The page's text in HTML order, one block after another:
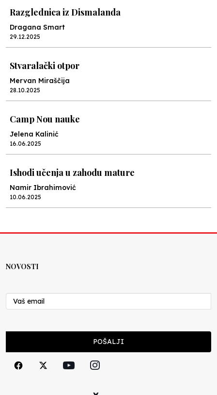
Razglednica iz Dismalanda
Dragana Smart
29.12.2025
Stvaralački otpor
Mervan Miraščija
28.10.2025
Camp Nou nauke
Jelena Kalinić
16.06.2025
Ishodi učenja u zahodu mature
Namir Ibrahimović
10.06.2025
Nenad Veličković
29.10.2024
Cuke i djeca
NOVOSTI
POŠALJI